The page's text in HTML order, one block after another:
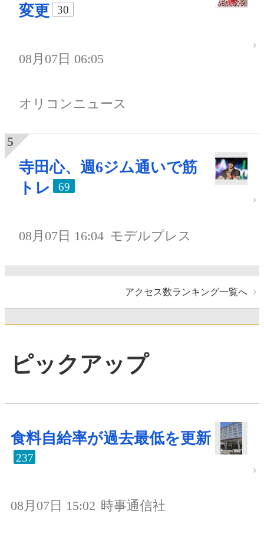
変更
30
08月07日 06:05
オリコンニュース
寺田心、週6ジム通いで筋
トレ
69
08月07日 16:04 モデルプレス
アクセス数ランキング一覧へ
ピックアップ
食料自給率が過去最低を更新
237
08月07日 15:02 時事通信社